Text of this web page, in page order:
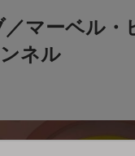
マーベル
ネル